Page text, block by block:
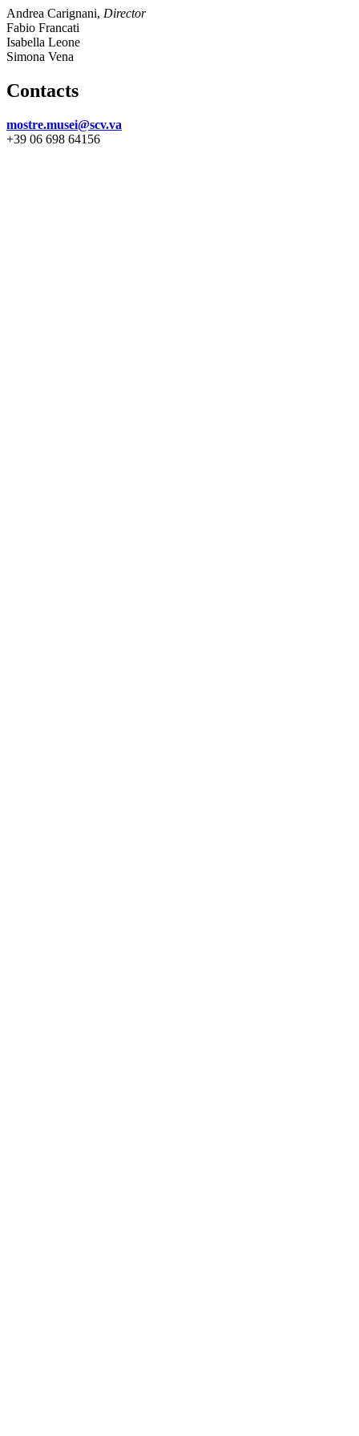
Andrea Carignani, Director
Fabio Francati
Isabella Leone
Simona Vena
Contacts
mostre.musei@scv.va
+39 06 698 64156